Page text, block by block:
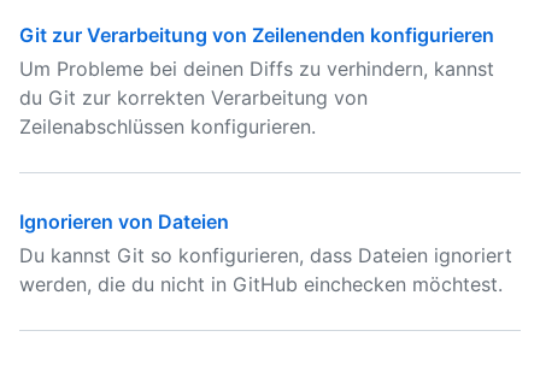
Git zur Verarbeitung von Zeilenenden konfigurieren
Um Probleme bei deinen Diffs zu verhindern, kannst
du Git zur korrekten Verarbeitung von
Zeilenabschlüssen konfigurieren.
Ignorieren von Dateien
Du kannst Git so konfigurieren, dass Dateien ignoriert
werden, die du nicht in GitHub einchecken möchtest.